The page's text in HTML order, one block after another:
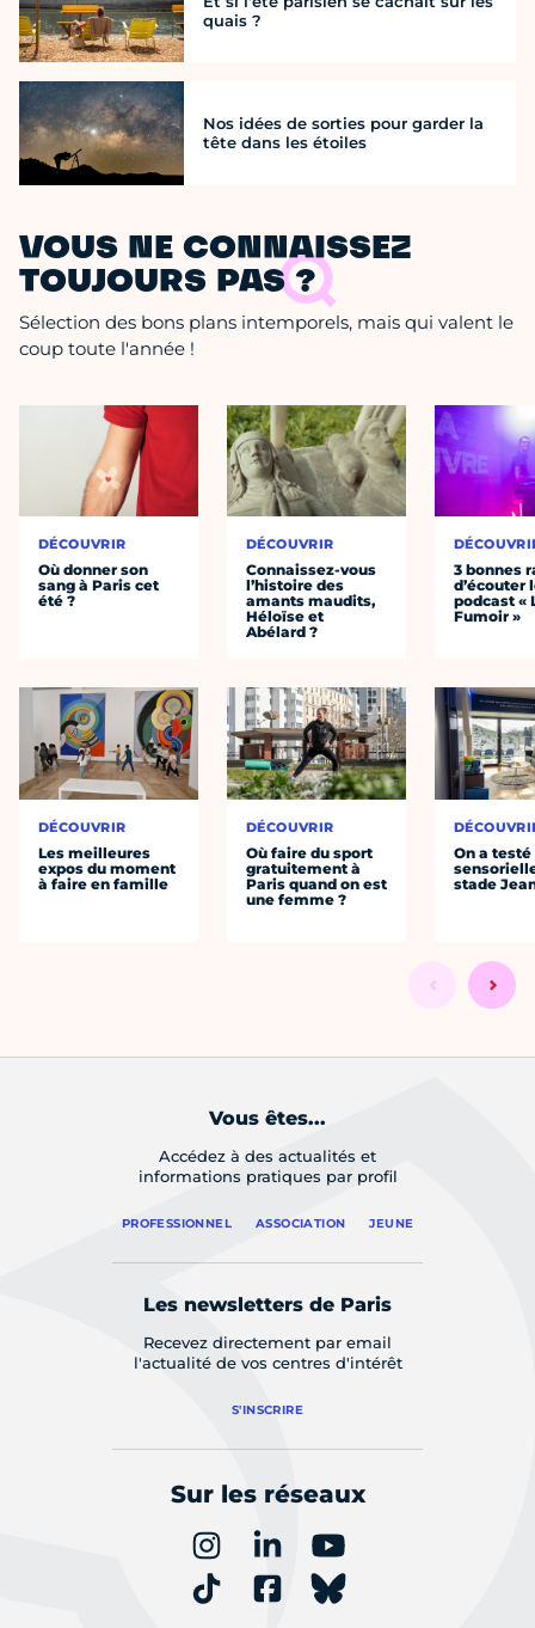
quais ?
Nos idées de sorties pour garder la
tête dans les étoiles
VOUS NE CONNAISSEZ
TOUJOURS PAS ?
Sélection des bons plans intemporels, mais qui valent le
coup toute l'année !
DÉCOUVRIR
Où donner son
sang à Paris cet
été ?
DÉCOUVRIR
Les meilleures
expos du moment
à faire en famille
DÉCOUVRIR
Connaissez-vous
l’histoire des
amants maudits,
Héloïse et
Abélard ?
DÉCOUVRIR
Où faire du sport
gratuitement à
Paris quand on est
une femme ?
3 bonnes
d’écouter
podcast «
Fumoir »
On a
stade
Vous êtes...
Accédez à des actualités et
informations pratiques par profil
PROFESSIONNEL ASSOCIATION JEUNE
Les newsletters de Paris
Recevez directement par email
l'actualité de vos centres d'intérêt
S'INSCRIRE
Sur les réseaux